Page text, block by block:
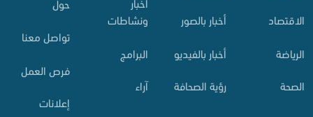
الاقتصاد
الرياضة
الصحة
أخبار بالصور
أخبار بالفيديو
رؤية الصحافة
ونشاطات
البرامج
آراء
حول
تواصل معنا
فرص العمل
إعلانات